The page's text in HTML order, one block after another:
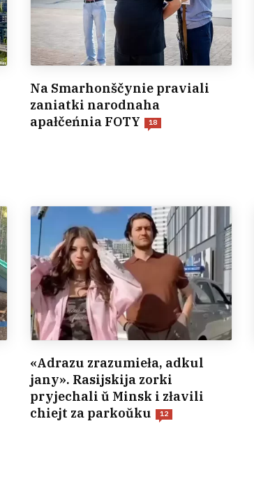
Na Smarhonščynie praviali
zaniatki narodnaha
apałčeńnia FOTY
18
«Adrazu zrazumieła, adkul
jany». Rasijskija zorki
pryjechali ŭ Minsk i złavili
chiejt za parkoŭku
12